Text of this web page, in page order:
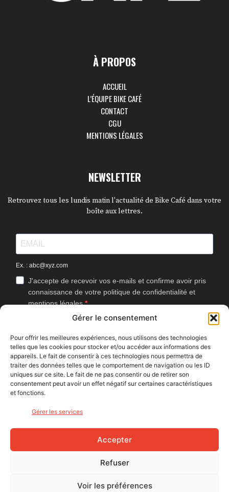
Gérer le consentement
Pour offrir les meilleures expériences, nous utilisons des technologies
telles que les cookies pour stocker et/ou accéder aux informations des
appareils. Le fait de consentir à ces technologies nous permettra de
traiter des données telles que le comportement de navigation ou les ID
uniques sur ce site. Le fait de ne pas consentir ou de retirer son
consentement peut avoir un effet négatif sur certaines caractéristiques
et fonctions.
Gérer les services
Accepter
Refuser
Voir les préférences
À PROPOS
ACCUEIL
L’ÉQUIPE BIKE CAFÉ
CONTACT
CGU
MENTIONS LÉGALES
NEWSLETTER
Retrouvez tous les lundis matin l'actualité de Bike Café dans votre
boîte aux lettres.
Ex. : abc@xyz.com
J'accepte de recevoir vos e-mails et confirme avoir pris
connaissance de votre politique de confidentialité et
mentions légales.
Vous pouvez vous désinscrire à tout moment en cliquant sur le lien
J'accepte que Bike Café mesure l'ouverture des
newsletters afin d'améliorer les contenus proposés.
S'INSCRIRE
NOUS SUIVRE